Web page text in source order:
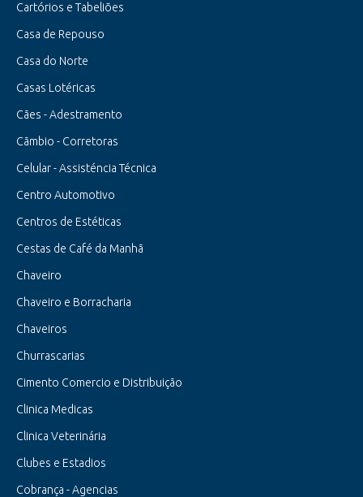
Cartórios e Tabeliões
Casa de Repouso
Casa do Norte
Casas Lotéricas
Cães - Adestramento
Cãmbio - Corretoras
Celular - Assisténcia Técnica
Centro Automotivo
Centros de Estéticas
Cestas de Café da Manhã
Chaveiro
Chaveiro e Borracharia
Chaveiros
Churrascarias
Cimento Comercio e Distribuição
Clinica Medicas
Clinica Veterinária
Clubes e Estadios
Cobrança - Agencias